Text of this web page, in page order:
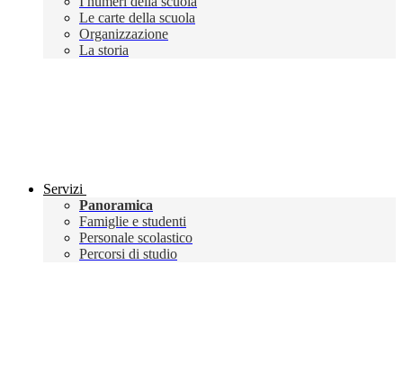
Le carte della scuola
Organizzazione
La storia
Servizi
Panoramica
Famiglie e studenti
Personale scolastico
Percorsi di studio